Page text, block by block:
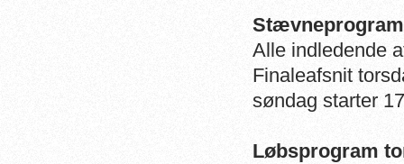
Alle indledende
Finaleafsnit
søndag starter
Løbsprogram